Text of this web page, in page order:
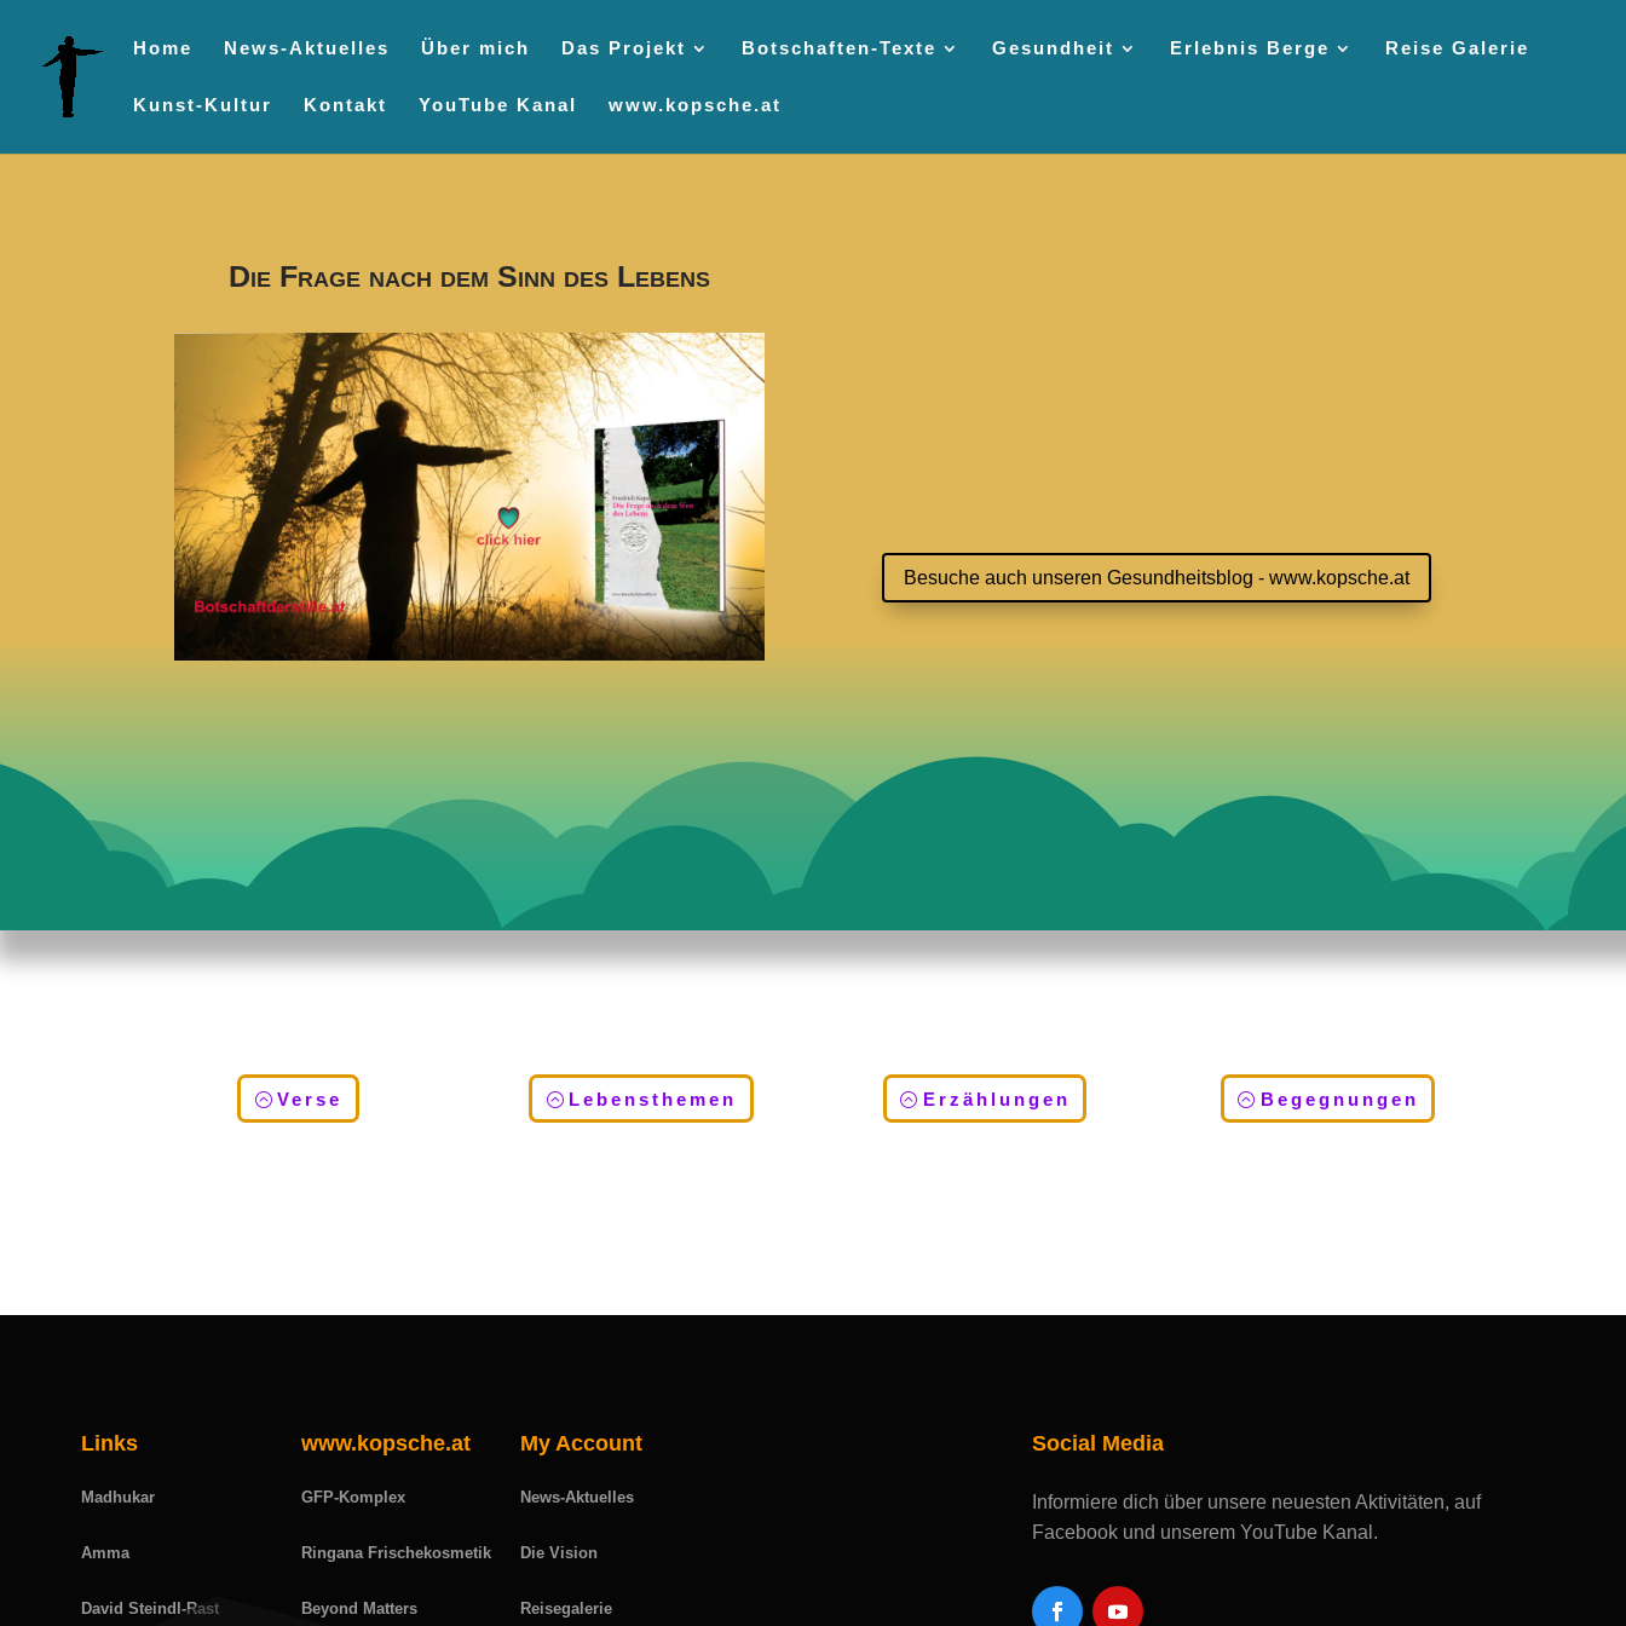
Home News-Aktuelles Über mich Das Projekt Botschaften-Texte Gesundheit Erlebnis Berge Reise Galerie
Kunst-Kultur Kontakt YouTube Kanal www.kopsche.at
Die Frage nach dem Sinn des Lebens
Besuche auch unseren Gesundheitsblog - www.kopsche.at
Verse Lebensthemen Erzählungen Begegnungen
Links
Madhukar
Amma
David Steindl-Rast
www.kopsche.at
GFP-Komplex
Ringana Frischekosmetik
Beyond Matters
My Account
News-Aktuelles
Die Vision
Reisegalerie
Social Media
Informiere dich über unsere neuesten Aktivitäten, auf
Facebook und unserem YouTube Kanal.